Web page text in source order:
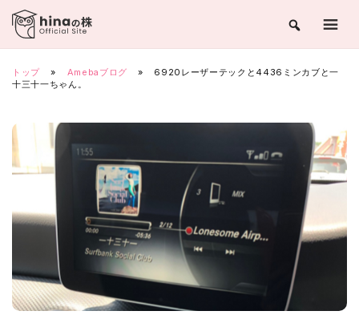
Skip
content
トップ » Amebaブログ »
6920レーザーテックと4436ミンカブと一
十三十一ちゃん。